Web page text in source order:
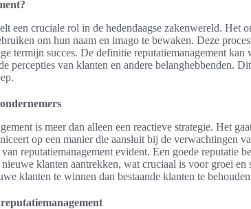
een cruciale rol in de hedendaagse zakenwereld. Het
om hun naam en imago te bewaken. Deze
termijn succes. De definitie reputatiemanagement kan
percepties van klanten en andere belanghebbenden.
is meer dan alleen een reactieve strategie. Het
op een manier die aansluit bij de verwachtingen
reputatiemanagement evident. Een goede reputatie
klanten aantrekken, wat cruciaal is voor groei en
klanten te winnen dan bestaande klanten te